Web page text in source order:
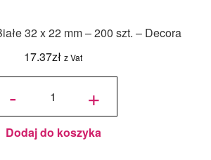
32 x 22 mm – 200 szt. – Decora
17.37zł z Vat
-
ilość
32
22 mm
szt. - +
Dodaj do koszyka